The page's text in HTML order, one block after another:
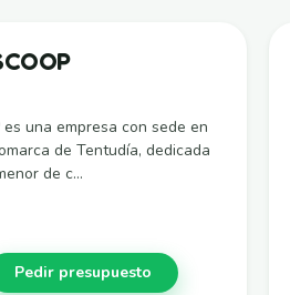
es una empresa con sede en
de Tentudía, dedicada
de c...
Pedir presupuesto